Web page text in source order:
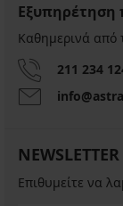
PREMIUM
3PACK
Βαμβακερό
μπλουζάκι
55,99
Nude
φανελάκι
κάτω
από
πουκάμισο
31,19
€
Μπαμπού
μπλουζάκι
PureLine
Short
χωρίς
€
Ανδρικό
μπλουζάκι
V
neck
μαύρο
7,50
€
Μπλουζάκι
nude
κάτω
από
πουκάμισο
37,09
€
Αόρατο
μπλουζάκι
κάτω
MEN-
με...
2PACK
A
24,99
MEN-
24,99
Εξυπηρέτηση
Καθημερινά από
211 234
NEWSLETTER
Επιθυμείτε να